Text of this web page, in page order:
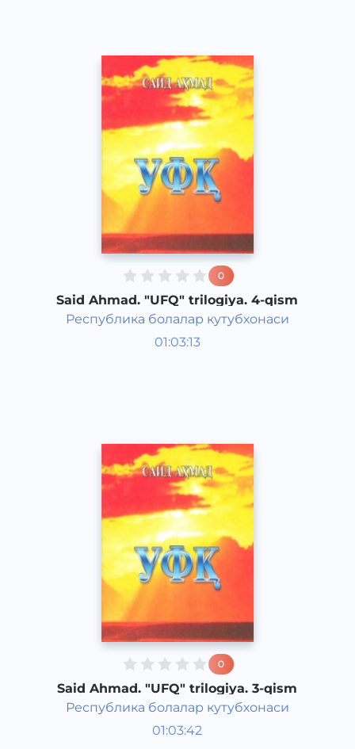
0
Said Ahmad. "UFQ" trilogiya. 4-qism
Республика болалар кутубхонаси
01:03:13
O‘zbek adabiyoti
0
Said Ahmad. "UFQ" trilogiya. 3-qism
Республика болалар кутубхонаси
01:03:42
O‘zbek adabiyoti